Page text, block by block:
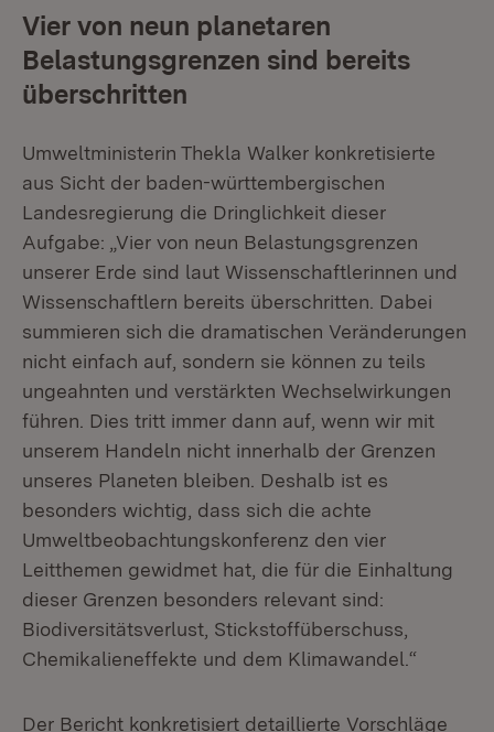
Vier von neun planetaren
Belastungsgrenzen sind bereits
überschritten
Umweltministerin Thekla Walker konkretisierte
aus Sicht der baden-württembergischen
Landesregierung die Dringlichkeit dieser
Aufgabe: „Vier von neun Belastungsgrenzen
unserer Erde sind laut Wissenschaftlerinnen und
Wissenschaftlern bereits überschritten. Dabei
summieren sich die dramatischen Veränderungen
nicht einfach auf, sondern sie können zu teils
ungeahnten und verstärkten Wechselwirkungen
führen. Dies tritt immer dann auf, wenn wir mit
unserem Handeln nicht innerhalb der Grenzen
unseres Planeten bleiben. Deshalb ist es
besonders wichtig, dass sich die achte
Umweltbeobachtungskonferenz den vier
Leitthemen gewidmet hat, die für die Einhaltung
dieser Grenzen besonders relevant sind:
Biodiversitätsverlust, Stickstoffüberschuss,
Chemikalieneffekte und dem Klimawandel.“
Der Bericht konkretisiert detaillierte Vorschläge